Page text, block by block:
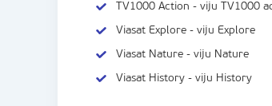
TV1000 Action - viju TV1000
Viasat Explore - viju Explore
Viasat Nature - viju Nature
Viasat History - viju History